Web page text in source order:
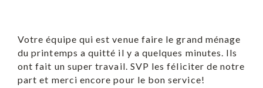
Votre équipe qui est venue faire le grand ménage
du printemps a quitté il y a quelques minutes. Ils
ont fait un super travail. SVP les féliciter de notre
part et merci encore pour le bon service!